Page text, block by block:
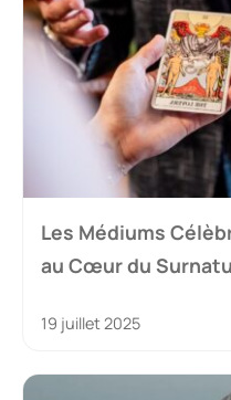
Les Médiums
au Cœur du
19 juillet 2025